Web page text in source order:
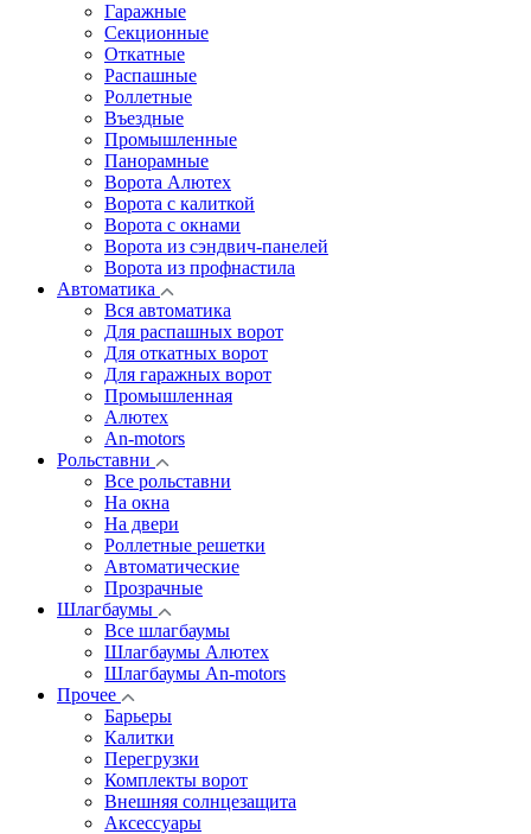
Гаражные
Секционные
Откатные
Распашные
Роллетные
Въездные
Промышленные
Панорамные
Ворота Алютех
Ворота с калиткой
Ворота c окнами
Ворота из сэндвич-панелей
Ворота из профнастила
Автоматика
Вся автоматика
Для распашных ворот
Для откатных ворот
Для гаражных ворот
Промышленная
Алютех
An-motors
Рольставни
Все рольставни
На окна
На двери
Роллетные решетки
Автоматические
Прозрачные
Шлагбаумы
Все шлагбаумы
Шлагбаумы Алютех
Шлагбаумы An-motors
Прочее
Барьеры
Калитки
Перегрузки
Комплекты ворот
Внешняя солнцезащита
Аксессуары